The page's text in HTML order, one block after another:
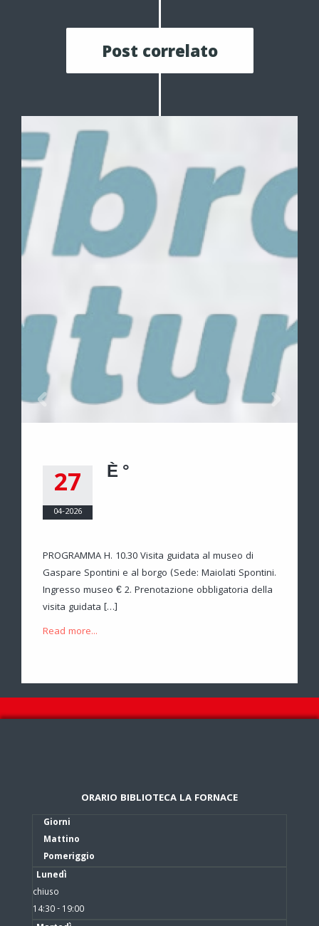
Post correlato
27
04-2026
È °
PROGRAMMA H. 10.30 Visita guidata al museo di
Gaspare Spontini e al borgo (Sede: Maiolati Spontini.
Ingresso museo € 2. Prenotazione obbligatoria della
visita guidata […]
Read more...
ORARIO BIBLIOTECA LA FORNACE
Giorni
Mattino
Pomeriggio
Lunedì
chiuso
14:30 - 19:00